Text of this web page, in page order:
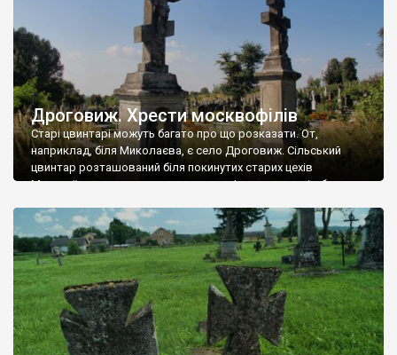
Дроговиж. Хрести москвофілів
Старі цвинтарі можуть багато про що розказати. От,
наприклад, біля Миколаєва, є село Дроговиж. Сільський
цвинтар розташований біля покинутих старих цехів
Миколаївського цементного заводу. І власне зовсім близько
найстарішу частину цвинтаря. Нас здалеку здивували кам’яні
хрести, не схожі на хрести у сусідніх селах. Православні, із
косою перетинкою, […]